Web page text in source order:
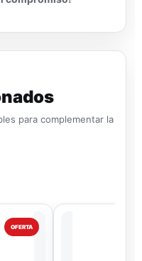
para complementar la
OFERTA